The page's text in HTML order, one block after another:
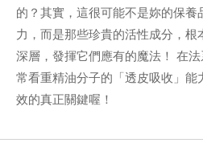
的？其實，這很可能不是妳的保
力，而是那些珍貴的活性成分，
深層，發揮它們應有的魔法！ 在
常看重精油分子的「透皮吸收」
效的真正關鍵喔！